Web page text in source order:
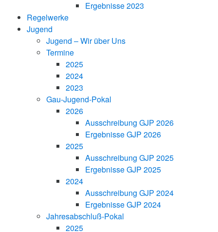
Ergebnisse 2023
Regelwerke
Jugend
Jugend – Wir über Uns
Termine
2025
2024
2023
Gau-Jugend-Pokal
2026
Ausschreibung GJP 2026
Ergebnisse GJP 2026
2025
Ausschreibung GJP 2025
Ergebnisse GJP 2025
2024
Ausschreibung GJP 2024
Ergebnisse GJP 2024
Jahresabschluß-Pokal
2025